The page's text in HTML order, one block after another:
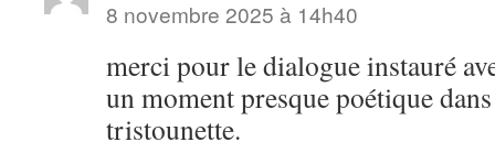
8 novembre 2025 à 14h40
merci pour le dialogue instauré
un moment presque poétique
tristounette.